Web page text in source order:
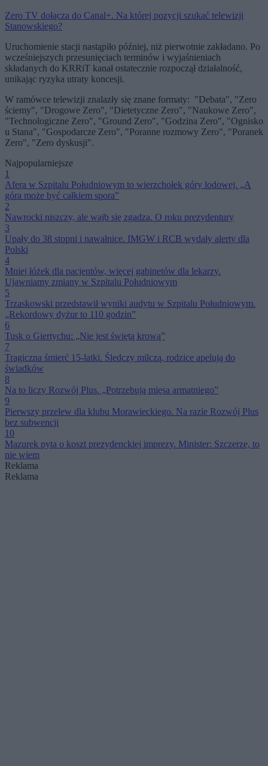
Zero TV dołącza do Canal+. Na której pozycji szukać telewizji
Stanowskiego?
Uruchomienie stacji nastąpiło później, niż pierwotnie zakładano. Po
wcześniejszych przesunięciach terminów i wyjaśnieniach
składanych do KRRiT kanał ostatecznie rozpoczął działalność,
unikając ryzyka utraty koncesji.
W ramówce telewizji znalazły się znane formaty: "Debata", "Zero
ściemy", "Drogowe Zero", "Dietetyczne Zero", "Naukowe Zero",
"Technologiczne Zero", "Ground Zero", "Godzina Zero", "Ognisko
u Stana", "Gospodarcze Zero", "Poranne rozmowy Zero", "Poranek
Zero", "Zero dyskusji".
Najpopularniejsze
1
Afera w Szpitalu Południowym to wierzchołek góry lodowej. „A
góra może być całkiem spora”
2
Nawrocki niszczy, ale wajb się zgadza. O roku prezydentury
3
Upały do 38 stopni i nawałnice. IMGW i RCB wydały alerty dla
Polski
4
Mniej łóżek dla pacjentów, więcej gabinetów dla lekarzy.
Ujawniamy zmiany w Szpitalu Południowym
5
Trzaskowski przedstawił wyniki audytu w Szpitalu Południowym.
„Rekordowy dyżur to 110 godzin”
6
Tusk o Giertychu: „Nie jest świętą krową”
7
Tragiczna śmierć 15-latki. Śledczy milczą, rodzice apelują do
świadków
8
Na to liczy Rozwój Plus. „Potrzebują mięsa armatniego”
9
Pierwszy przelew dla klubu Morawieckiego. Na razie Rozwój Plus
bez subwencji
10
Mazurek pyta o koszt prezydenckiej imprezy. Minister: Szczerze, to
nie wiem
Reklama
Reklama